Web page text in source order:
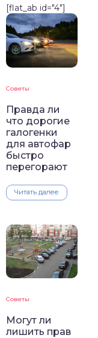
[flat_ab id="4"]
Советы
Правда ли
что дорогие
галогенки
для автофар
быстро
перегорают
Читать далее
Советы
Могут ли
лишить прав